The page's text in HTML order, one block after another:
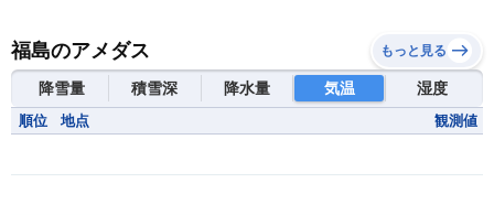
福島のアメダス もっと見る
降雪量 積雪深 降水量 気温 湿度
順位 地点 観測値